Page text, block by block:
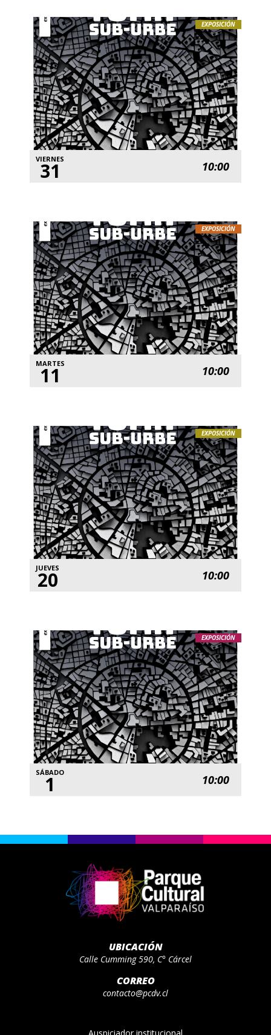
EXPOSICIÓN
VIERNES
31 10:00
EXPOSICIÓN
MARTES
11 10:00
EXPOSICIÓN
JUEVES
20 10:00
EXPOSICIÓN
SÁBADO
1 10:00
UBICACIÓN
Calle Cumming 590, C° Cárcel
CORREO
contacto@pcdv.cl
Auspiciador institucional